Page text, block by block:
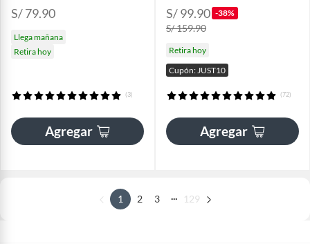
S/ 79.90
Llega mañana
Retira hoy
(3)
Agregar
S/ 99.90 -38%
S/ 159.90
Retira hoy
Cupón: JUST10
(72)
Agregar
1 2 3 ... 129